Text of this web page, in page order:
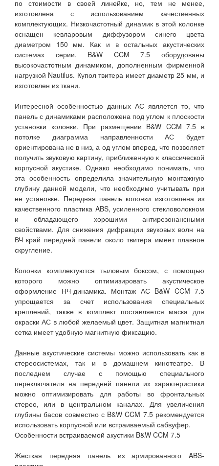
по стоимости в своей линейке, но, тем не менее,
изготовлена с использованием качественных
комплектующих. Низкочастотный динамик в этой колонке
оснащен кевларовым диффузором синего цвета
диаметром 150 мм. Как и в остальных акустических
системах серии, B&W CCM 7.5 оборудованы
высокочастотным динамиком, дополненным фирменной
нагрузкой Nautilus. Купол твитера имеет диаметр 25 мм, и
изготовлен из ткани.
Интересной особенностью данных АС является то, что
панель с динамиками расположена под углом к плоскости
установки колонки. При размещении B&W CCM 7.5 в
потолке диаграмма направленности АС будет
ориентирована не в низ, а од углом вперед, что позволяет
получить звуковую картину, приближенную к классической
корпусной акустике. Однако необходимо понимать, что
эта особенность определила значительную монтажную
глубину данной модели, что необходимо учитывать при
ее установке. Передняя панель колонки изготовлена из
качественного пластика ABS, усиленного стекловолокном
и обладающего хорошими антирезонансными
свойствами. Для снижения дифракции звуковых волн на
ВЧ край передней панели около твитера имеет плавное
скругление.
Колонки комплектуются тыловым боксом, с помощью
которого можно оптимизировать акустическое
оформление НЧ-динамика. Монтаж АС B&W CCM 7.5
упрощается за счет использования специальных
креплений, также в комплект поставляется маска для
окраски АС в любой желаемый цвет. Защитная магнитная
сетка имеет удобную магнитную фиксацию.
Данные акустические системы можно использовать как в
стереосистемах, так и в домашнем кинотеатре. В
последнем случае с помощью специального
переключателя на передней панели их характеристики
можно оптимизировать для работы во фронтальных
стерео, или в центральном каналах. Для увеличения
глубины басов совместно с B&W CCM 7.5 рекомендуется
использовать корпусной или встраиваемый сабвуфер.
Особенности встраиваемой акустики B&W CCM 7.5
Жесткая передняя панель из армированного ABS-